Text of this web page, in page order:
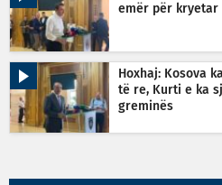
emër për kryetar
Hoxhaj: Kosova
të re, Kurti e ka
greminës